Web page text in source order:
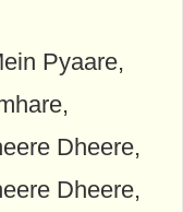
Pyaare,
Dheere,
Dheere,